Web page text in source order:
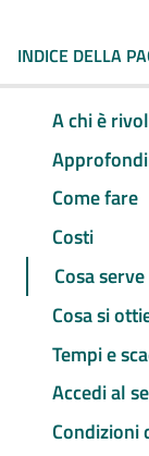
INDICE DELLA
A chi è
Come fare
Costi
Cosa serve
Cosa si
Tempi e
Accedi al
Condizioni